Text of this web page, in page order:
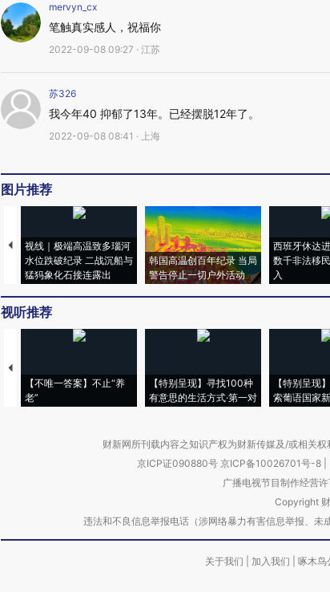
mervyn_cx
笔触真实感人，祝福你
2022-09-08 09:27 · 江苏
苏326
我今年40 抑郁了13年。已经摆脱12年了。
2022-09-08 08:41 · 上海
图片推荐
视线｜极端高温致多瑙河
水位跌破纪录 二战沉船与
猛犸象化石接连露出
韩国高温创百年纪录 当局
警告停止一切户外活动
西班牙休达
数千非法移
入
视听推荐
【不唯一答案】不止“养
老”
【特别呈现】寻找100种
有意思的生活方式·第一对
【特别呈现
索葡语国家
财新网所刊载内容之知识产权为财新传媒及/或相关
京ICP证090880号 京ICP备10026701号-8
广播电视节目制作经营
Copyright
违法和不良信息举报电话（涉网络暴力有害信息举报、
关于我们 加入我们 啄木鸟